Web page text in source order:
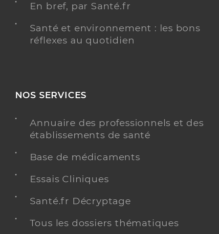
En bref, par Santé.fr
Santé et environnement : les bons
réflexes au quotidien
NOS SERVICES
Annuaire des professionnels et des
établissements de santé
Base de médicaments
Essais Cliniques
Santé.fr Décryptage
Tous les dossiers thématiques